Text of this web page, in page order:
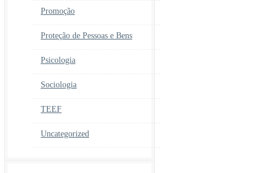
Promoção
Proteção de Pessoas e Bens
Psicologia
Sociologia
TEEF
Uncategorized